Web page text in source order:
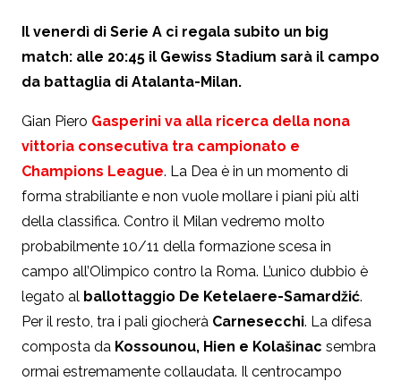
Il venerdì di Serie A ci regala subito un big
match: alle 20:45 il Gewiss Stadium sarà il campo
da battaglia di Atalanta-Milan.
Gian Piero Gasperini va alla ricerca della nona
vittoria consecutiva tra campionato e
Champions League. La Dea è in un momento di
forma strabiliante e non vuole mollare i piani più alti
della classifica. Contro il Milan vedremo molto
probabilmente 10/11 della formazione scesa in
campo all’Olimpico contro la Roma. L’unico dubbio è
legato al ballottaggio De Ketelaere-Samardžić.
Per il resto, tra i pali giocherà Carnesecchi. La difesa
composta da Kossounou, Hien e Kolašinac sembra
ormai estremamente collaudata. Il centrocampo